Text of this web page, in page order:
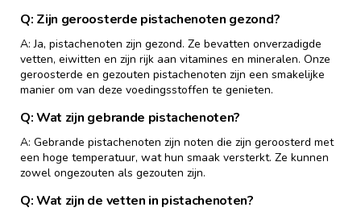
Q: Zijn geroosterde pistachenoten gezond?
A: Ja, pistachenoten zijn gezond. Ze bevatten onverzadigde
vetten, eiwitten en zijn rijk aan vitamines en mineralen. Onze
geroosterde en gezouten pistachenoten zijn een smakelijke
manier om van deze voedingsstoffen te genieten.
Q: Wat zijn gebrande pistachenoten?
A: Gebrande pistachenoten zijn noten die zijn geroosterd met
een hoge temperatuur, wat hun smaak versterkt. Ze kunnen
zowel ongezouten als gezouten zijn.
Q: Wat zijn de vetten in pistachenoten?